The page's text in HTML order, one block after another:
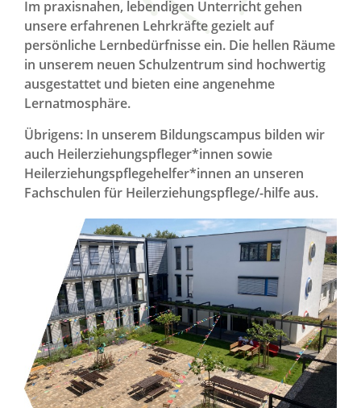
Im praxisnahen, lebendigen Unterricht gehen
unsere erfahrenen Lehrkräfte gezielt auf
persönliche Lernbedürfnisse ein. Die hellen Räume
in unserem neuen Schulzentrum sind hochwertig
ausgestattet und bieten eine angenehme
Lernatmosphäre.
Übrigens: In unserem Bildungscampus bilden wir
auch Heilerziehungspfleger*innen sowie
Heilerziehungspflegehelfer*innen an unseren
Fachschulen für Heilerziehungspflege/-hilfe aus.